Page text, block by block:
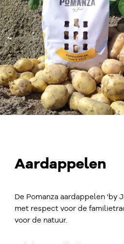
Aardappelen
De Pomanza aardappelen 'by
met respect voor de
voor de natuur.